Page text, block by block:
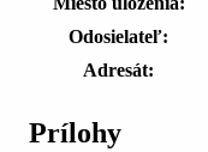
Odosielateľ:
Adresát:
Prílohy